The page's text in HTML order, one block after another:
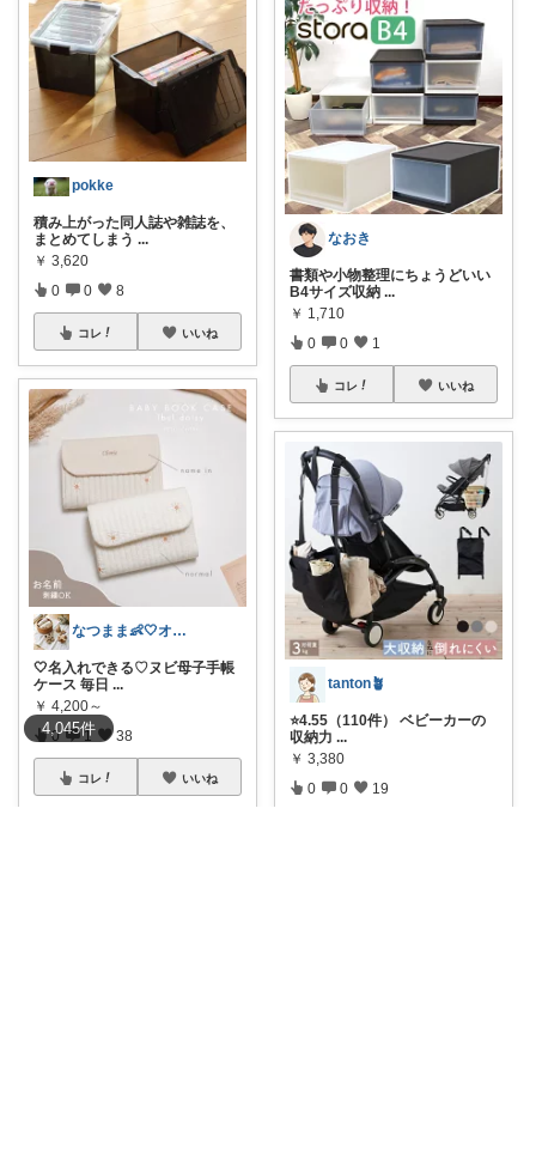
4,045件
pokke
積み上がった同人誌や雑誌を、
まとめてしまう ...
￥ 3,620
0 0 8
コレ いいね
なつまま👶🤍オトナ可愛い暮らし
🤍名入れできる♡ヌビ母子手帳
ケース 毎日 ...
￥ 4,200～
0 1 38
コレ いいね
なおき
書類や小物整理にちょうどいい
B4サイズ収納 ...
￥ 1,710
0 0 1
コレ いいね
tanton🪴
⭐4.55（110件） ベビーカーの
収納力 ...
￥ 3,380
0 0 19